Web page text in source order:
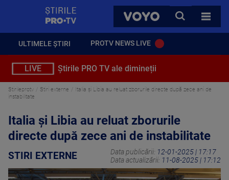
VOYO
CAUTA
TOATE
ULTIMELE ȘTIRI PROTV NEWS LIVE
LIVE Știrile PRO TV ale dimineții
Stirileprotv Stiri externe
Italia și Libia au reluat zborurile directe după zece ani de
instabilitate
Italia și Libia au reluat zborurile
directe după zece ani de instabilitate
STIRI EXTERNE Data publicării: 12-01-2025 | 17:17
Data actualizării: 11-08-2025 | 17:12